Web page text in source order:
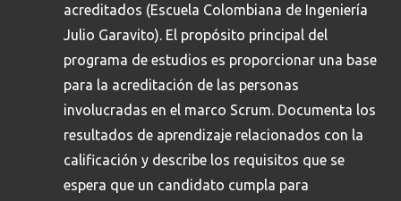
acreditados (Escuela Colombiana de Ingeniería
Julio Garavito). El propósito principal del
programa de estudios es proporcionar una base
para la acreditación de las personas
involucradas en el marco Scrum. Documenta los
resultados de aprendizaje relacionados con la
calificación y describe los requisitos que se
espera que un candidato cumpla para